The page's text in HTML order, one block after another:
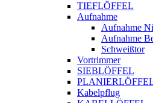
TIEFLÖFFEL
Aufnahme
Aufnahme
Aufnahme
Schweißtor
Vortrimmer
SIEBLÖFFEL
Kabelpflug